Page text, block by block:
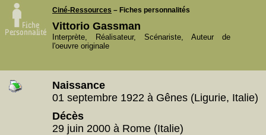
Ciné-Ressources – Fiches personnalités
Vittorio Gassman
Interprète, Réalisateur, Scénariste, Auteur de
l'oeuvre originale
Naissance
01 septembre 1922 à Gênes (Ligurie, Italie)
Décès
29 juin 2000 à Rome (Italie)